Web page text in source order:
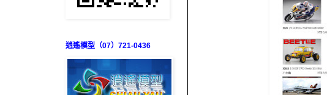
逍遙模型（07）721-0436